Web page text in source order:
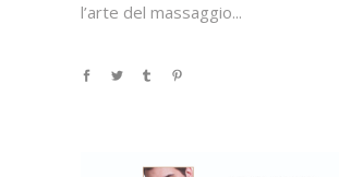
l’arte del massaggio...